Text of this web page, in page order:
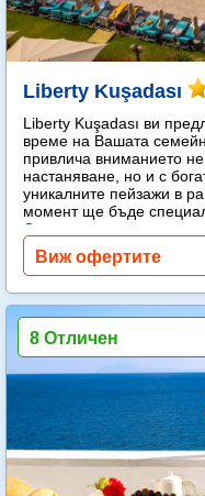
Liberty Kuşadası
Liberty Kuşadası ви
време на Вашата
привлича вниманието
настаняване, но и с
уникалните пейзажи в
момент ще бъде
Още...
Виж офертите
8 Отличен